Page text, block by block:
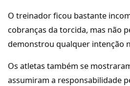
O treinador ficou bastante
cobranças da torcida, mas não
demonstrou qualquer intenção
Os atletas também se
assumiram a responsabilidade